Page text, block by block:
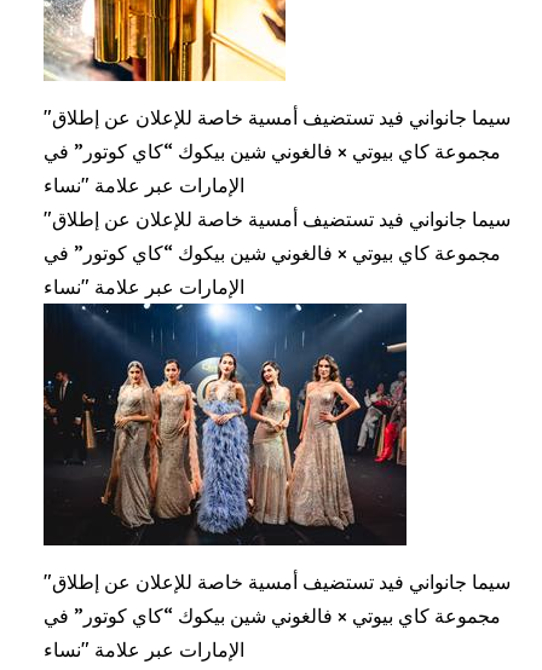
"سيما جانواني فيد تستضيف أمسية خاصة للإعلان عن إطلاق
مجموعة كاي بيوتي × فالغوني شين بيكوك “كاي كوتور” في
الإمارات عبر علامة "نساء
"سيما جانواني فيد تستضيف أمسية خاصة للإعلان عن إطلاق
مجموعة كاي بيوتي × فالغوني شين بيكوك “كاي كوتور” في
الإمارات عبر علامة "نساء
"سيما جانواني فيد تستضيف أمسية خاصة للإعلان عن إطلاق
مجموعة كاي بيوتي × فالغوني شين بيكوك “كاي كوتور” في
الإمارات عبر علامة "نساء